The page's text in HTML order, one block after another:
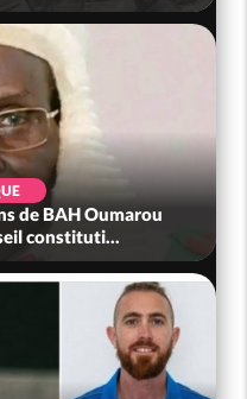
de BAH Oumarou
constituti...